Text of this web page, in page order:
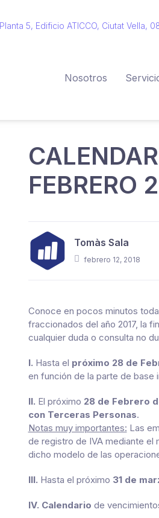
5, Edificio ATICCO, Ciutat Vella,
Nosotros
FEBRERO
Tomàs Sala
febrero 12, 2018
Conoce en pocos minutos
fraccionados del año 2017, la
cualquier duda o consulta no
I. Hasta el próximo 28 de
en función de la parte de base
II. El próximo 28 de Febrero
con Terceras Personas.
Notas muy importantes: Las
de registro de IVA mediante el
dicho modelo de las
III. Hasta el próximo 31 de
IV. Calendario de